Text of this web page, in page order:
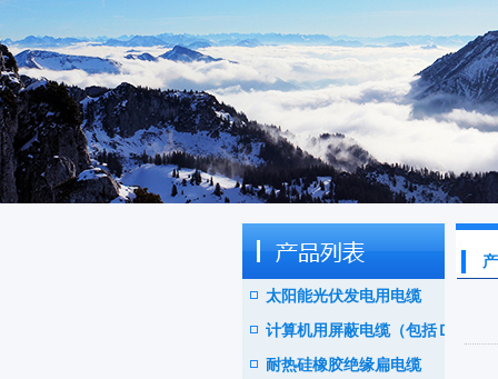
太阳能光伏发电用电缆
计算机用屏蔽电缆（包括ＤＣ
Ｓ电缆）
耐热硅橡胶绝缘扁电缆